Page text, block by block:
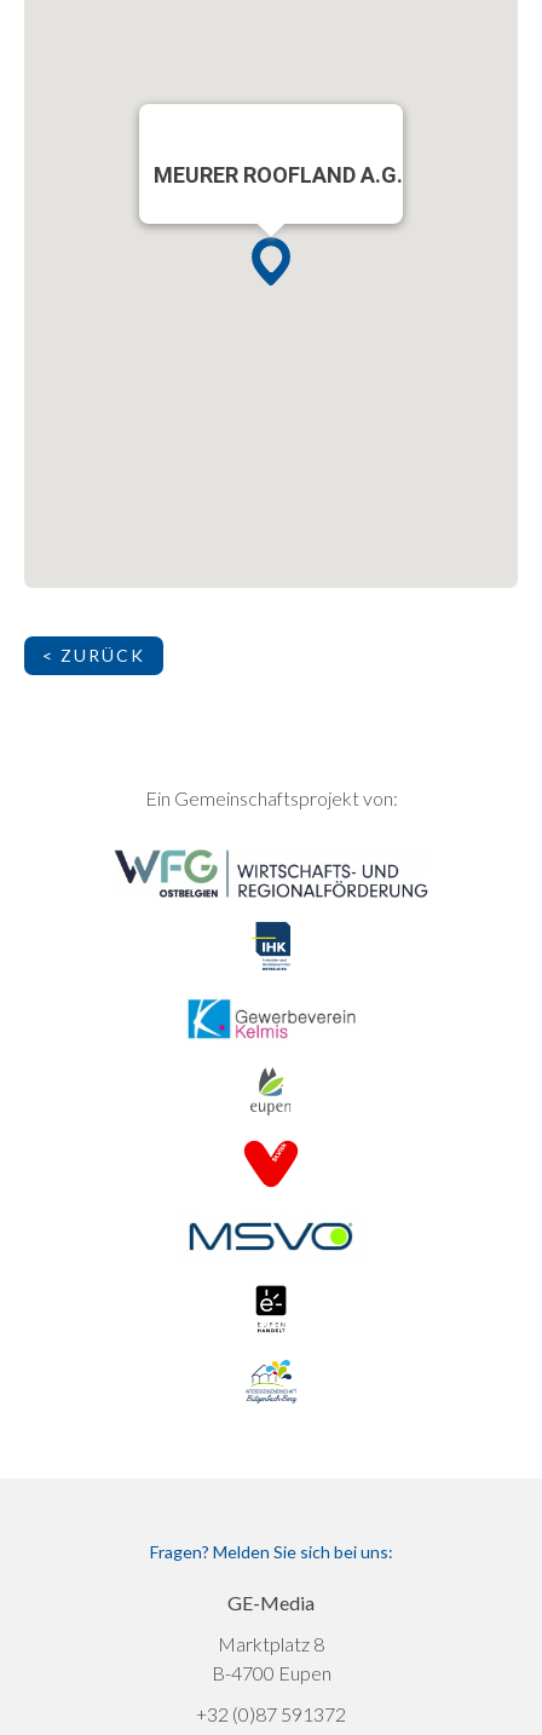
MEURER ROOFLAND A.G.
< ZURÜCK
SEITENFUSSEin Gemeinschaftsprojekt von:
Fragen? Melden Sie sich bei uns:
GE-Media
Marktplatz 8
B-4700 Eupen
+32 (0)87 591372